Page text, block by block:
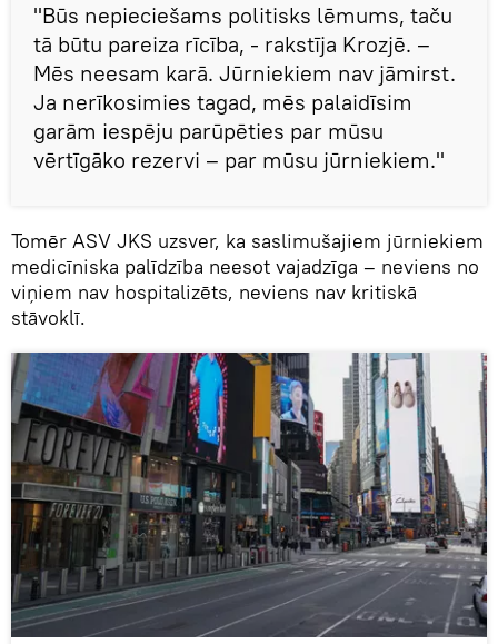
"Būs nepieciešams politisks lēmums, taču
tā būtu pareiza rīcība, - rakstīja Krozjē. –
Mēs neesam karā. Jūrniekiem nav jāmirst.
Ja nerīkosimies tagad, mēs palaidīsim
garām iespēju parūpēties par mūsu
vērtīgāko rezervi – par mūsu jūrniekiem."
Tomēr ASV JKS uzsver, ka saslimušajiem jūrniekiem
medicīniska palīdzība neesot vajadzīga – neviens no
viņiem nav hospitalizēts, neviens nav kritiskā
stāvoklī.